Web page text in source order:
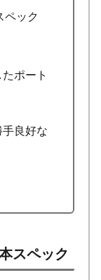
ペック
ポート
良好な
スペック